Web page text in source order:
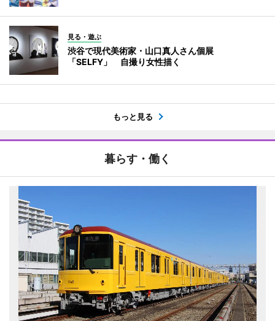
見る・遊ぶ
渋谷で現代美術家・山口真人さん個展
「SELFY」 自撮り女性描く
もっと見る
暮らす・働く